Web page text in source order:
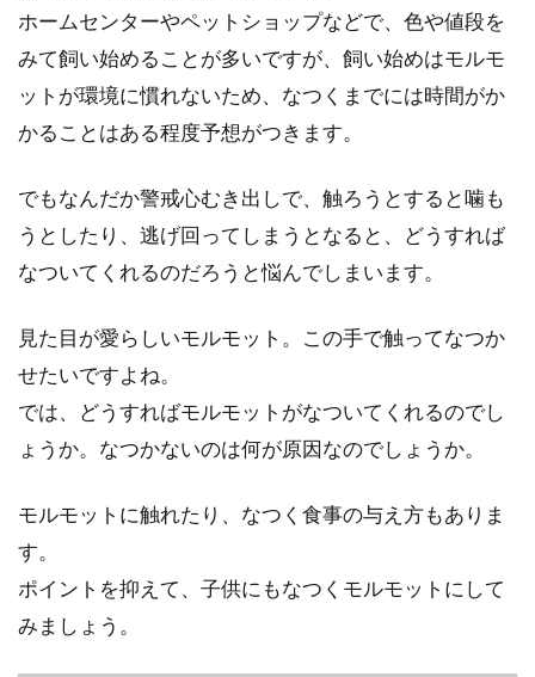
ホームセンターやペットショップなどで、色や値段を
みて飼い始めることが多いですが、飼い始めはモルモ
ットが環境に慣れないため、なつくまでには時間がか
かることはある程度予想がつきます。
でもなんだか警戒心むき出しで、触ろうとすると噛も
うとしたり、逃げ回ってしまうとなると、どうすれば
なついてくれるのだろうと悩んでしまいます。
見た目が愛らしいモルモット。この手で触ってなつか
せたいですよね。
では、どうすればモルモットがなついてくれるのでし
ょうか。なつかないのは何が原因なのでしょうか。
モルモットに触れたり、なつく食事の与え方もありま
す。
ポイントを抑えて、子供にもなつくモルモットにして
みましょう。